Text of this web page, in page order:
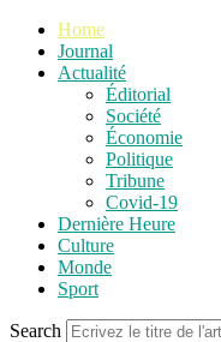
Home
Journal
Actualité
Éditorial
Société
Économie
Politique
Tribune
Covid-19
Dernière Heure
Culture
Monde
Sport
Search